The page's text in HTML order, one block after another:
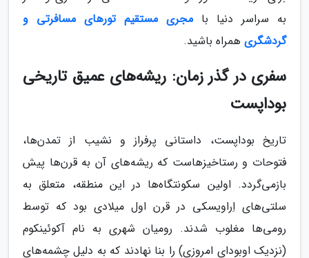
به سراسر دنیا با مجری مستقیم تورهای مسافرتی و
گردشگری همراه باشید.
سفری در گذر زمان: ریشه‌های عمیق تاریخی
بوداپست
تاریخ بوداپست، داستانی پرفراز و نشیب از تمدن‌ها،
فتوحات و رستاخیزهاست که ریشه‌های آن به قرن‌ها پیش
بازمی‌گردد. اولین سکونتگاه‌ها در این منطقه، متعلق به
سلتی‌های اِراویسکی در قرن اول میلادی بود که توسط
رومی‌ها مغلوب شدند. رومیان شهری به نام آکوئینکوم
(نزدیک اوبودای امروزی) را بنا نهادند که به دلیل چشمه‌های